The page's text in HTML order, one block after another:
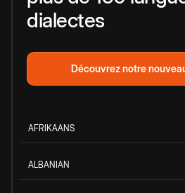
dialectes
Découvrez notre
AFRIKAANS
ALBANIAN